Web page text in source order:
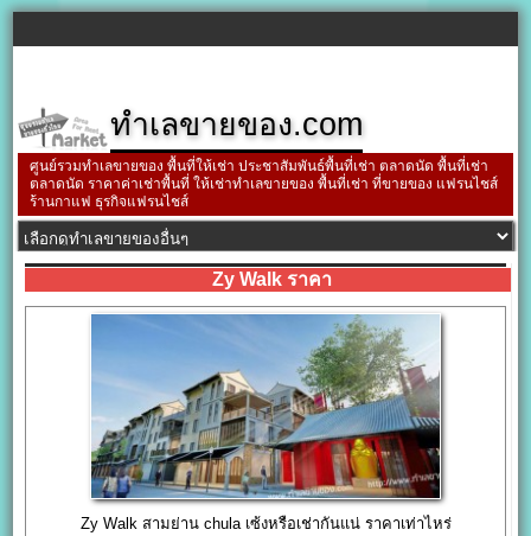
ทำเลขายของ.com
ศูนย์รวมทำเลขายของ พื้นที่ให้เช่า ประชาสัมพันธ์พื้นที่เช่า ตลาดนัด พื้นที่เช่า
ตลาดนัด ราคาค่าเช่าพื้นที่ ให้เช่าทำเลขายของ พื้นที่เช่า ที่ขายของ แฟรนไชส์
ร้านกาแฟ ธุรกิจแฟรนไชส์
Zy Walk ราคา
Zy Walk สามย่าน chula เซ้งหรือเช่ากันแน่ ราคาเท่าไหร่